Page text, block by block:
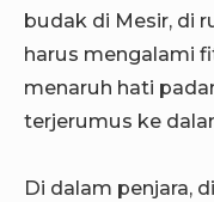
budak di Mesir, di
harus mengalami
menaruh hati
terjerumus ke
Di dalam penjara,